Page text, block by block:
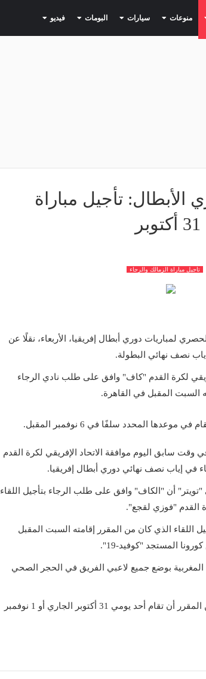
(current) منوعات (current) سيارات (current) البومات (current) فيديو (current)
الأبطال: تأجيل مباراة
تاجيل مباراة الزمالك والرجاء
لمباريات دوري أبطال إفريقيا، الأربعاء، نقلًا عن
نصف نهائي البطولة.
لكرة القدم "كاف" وافق على طلب نادي الرجاء
السبت المقبل في القاهرة.
المحدد سلفًا في 6 نوفمبر المقبل.
وقت سابق اليوم موافقة الاتحاد الإفريقي لكرة القدم
في إياب نصف نهائي دوري أبطال إفريقيا.
أن "الكاف" وافق على طلب الرجاء بتأجيل اللقاء
القدم "فوزي لقجع".
اللقاء الذي كان من المقرر إقامته السبت المقبل
المغربية بوضع جميع لاعبي الفريق في الحجر الصحي
وبحسب القناة المغربية فإن المباراة من المقرر أن تقام أحد يومي 31 أكتوبر الجاري أو 1 نوفمبر